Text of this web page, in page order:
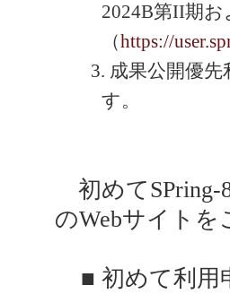
2024B第II期
（https://
3. 成果公開優
す。
初めてSPring-
のWebサイト
■ 初めて利用